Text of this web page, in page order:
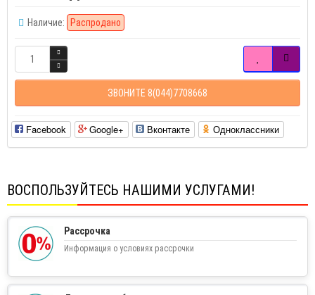
Наличие: Распродано
ЗВОНИТЕ 8(044)7708668
Facebook Google+ Вконтакте Одноклассники
ВОСПОЛЬЗУЙТЕСЬ НАШИМИ УСЛУГАМИ!
Рассрочка
Информация о условиях рассрочки